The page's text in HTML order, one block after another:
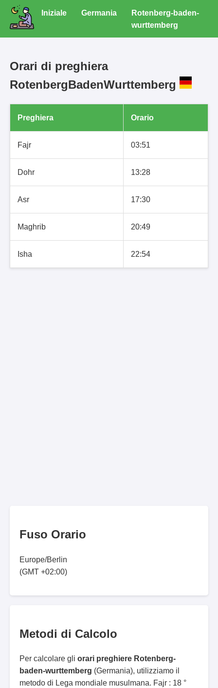
Iniziale Germania
Rotenberg-baden-
wurttemberg
Orari di preghiera
RotenbergBadenWurttemberg
Preghiera Orario
Fajr 03:51
Dohr 13:28
Asr 17:30
Maghrib 20:49
Isha 22:54
Fuso Orario
Europe/Berlin
(GMT +02:00)
Metodi di Calcolo
Per calcolare gli orari preghiere Rotenberg-
baden-wurttemberg (Germania), utilizziamo il
metodo di Lega mondiale musulmana. Fajr : 18 °